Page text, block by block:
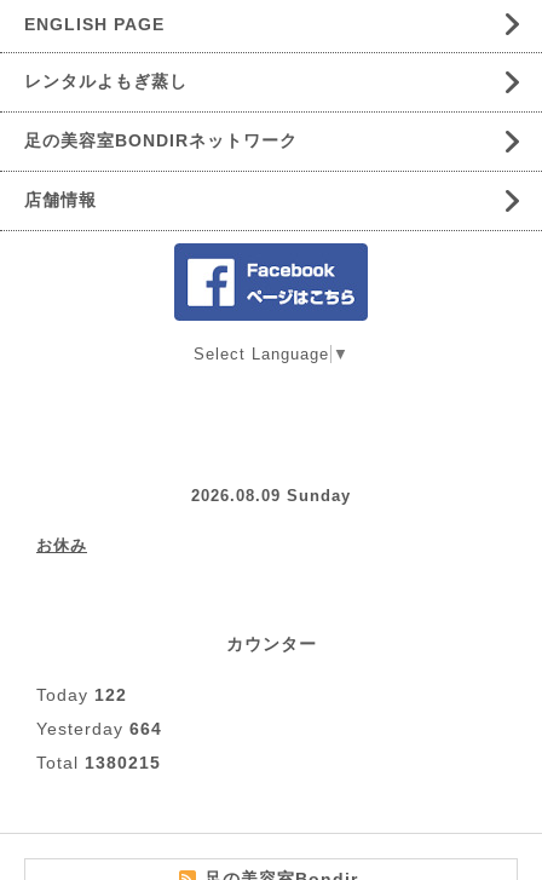
ENGLISH PAGE
レンタルよもぎ蒸し
足の美容室BONDIRネットワーク
店舗情報
Select Language ▼
2026.08.09 Sunday
お休み
カウンター
Today 122
Yesterday 664
Total 1380215